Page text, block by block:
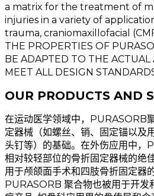
a matrix for the treatment of
injuries in a variety of
trauma, craniomaxillofacial
THE PROPERTIES OF
BE ADAPTED TO THE
MEET ALL DESIGN
OUR PRODUCTS AND
在运动医学领域中，PURASORB
定器械（如螺丝、销、固定锚以及
头钉等）的基础。在外伤应用中，
相对较轻部位的骨折固定器械的绝
用于颅颌面手术和四肢骨折固定器
PURASORB 聚合物也被用于开发